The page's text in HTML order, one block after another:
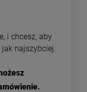
i chcesz, aby
jak najszybciej.